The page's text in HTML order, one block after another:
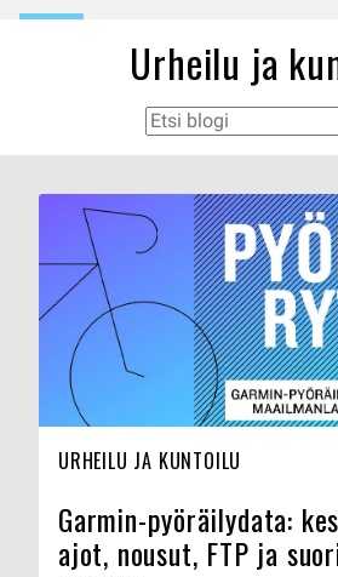
Urheilu ja
URHEILU JA KUNTOILU
Garmin-pyöräilydata:
ajot, nousut, FTP ja